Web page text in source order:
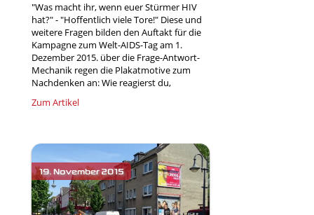
"Was macht ihr, wenn euer Stürmer HIV
hat?" - "Hoffentlich viele Tore!" Diese und
weitere Fragen bilden den Auftakt für die
Kampagne zum Welt-AIDS-Tag am 1.
Dezember 2015. über die Frage-Antwort-
Mechanik regen die Plakatmotive zum
Nachdenken an: Wie reagierst du,
Zum Artikel